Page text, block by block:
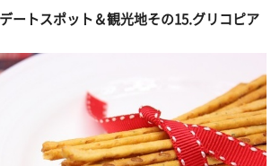
ートスポット＆観光地その15.グリコピア